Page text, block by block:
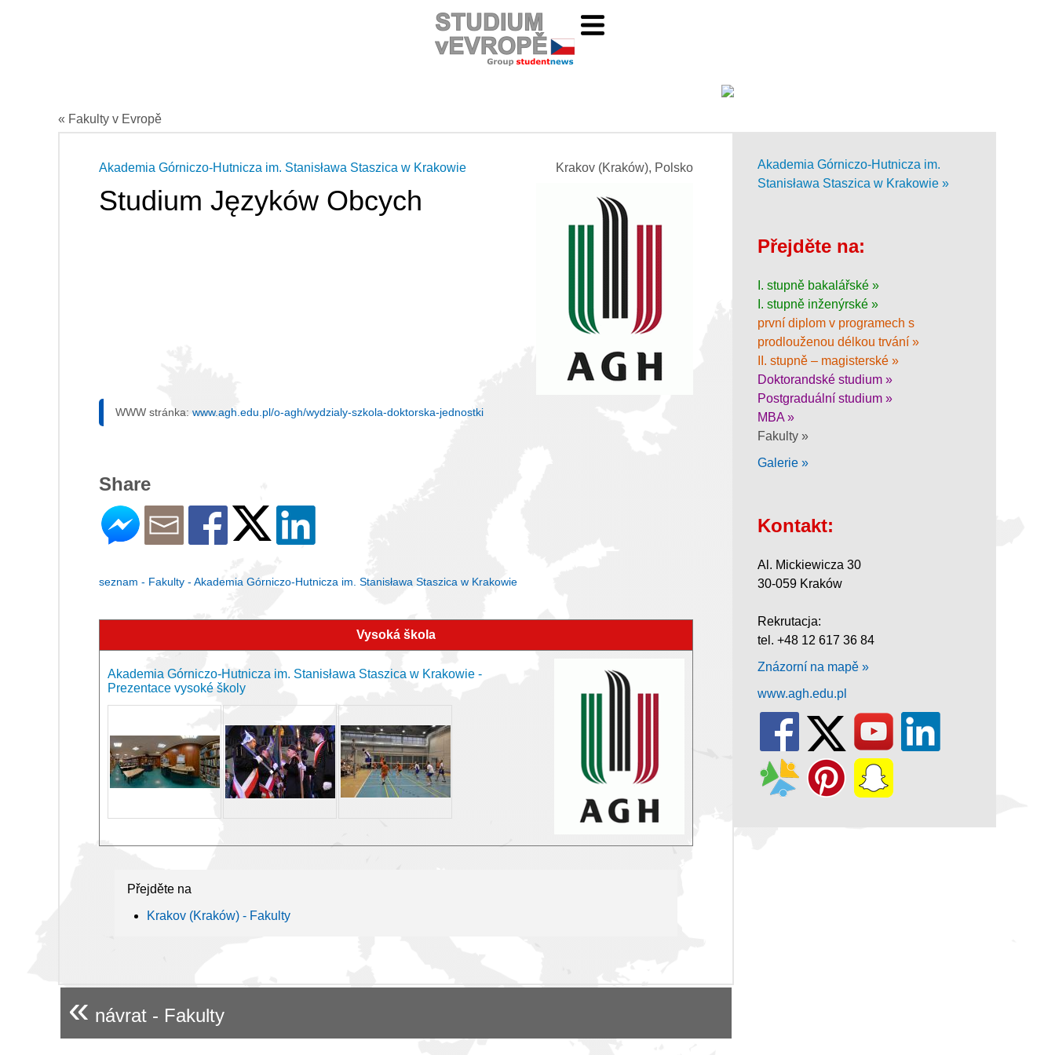
« Fakulty v Evropě
Krakov (Kraków), Polsko
Akademia Górniczo-Hutnicza im. Stanisława Staszica w Krakowie
Studium Języków Obcych
WWW stránka: www.agh.edu.pl/o-agh/wydzialy-szkola-doktorska-jednostki
Share
seznam - Fakulty - Akademia Górniczo-Hutnicza im. Stanisława Staszica w Krakowie
Vysoká škola
Akademia Górniczo-Hutnicza im. Stanisława Staszica w Krakowie -
Prezentace vysoké školy
Přejděte na
Krakov (Kraków) - Fakulty
« návrat - Fakulty
Akademia Górniczo-Hutnicza im.
Stanisława Staszica w Krakowie »
Přejděte na:
I. stupně bakalářské »
I. stupně inženýrské »
první diplom v programech s
prodlouženou délkou trvání »
II. stupně – magisterské »
Doktorandské studium »
Postgraduální studium »
MBA »
Fakulty »
Galerie »
Kontakt:
Al. Mickiewicza 30
30-059 Kraków
Rekrutacja:
tel. +48 12 617 36 84
Znázorní na mapě »
www.agh.edu.pl